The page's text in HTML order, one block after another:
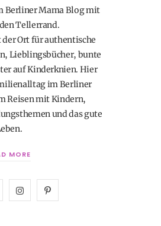
Berliner Mama Blog mit
Tellerrand.
Ort für authentische
Lieblingsbücher, bunte
auf Kinderknien. Hier
im Berliner
Reisen mit Kindern,
und das gute
MORE
I
P